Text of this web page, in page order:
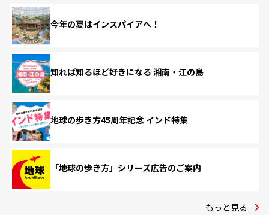
今年の夏はインスパイアへ！
知れば知るほど好きになる 湘南・江の島
地球の歩き方45周年記念 インド特集
「地球の歩き方」シリーズ広告のご案内
もっと見る